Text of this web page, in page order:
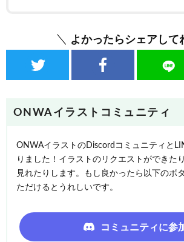
よかったらシェアして
ONWAイラストコミュニティ
ONWAイラストのDiscordコミュニティと
りました！イラストのリクエストができた
見れたりします。もし良かったら以下のボ
ただけるとうれしいです。
コミュニティに参